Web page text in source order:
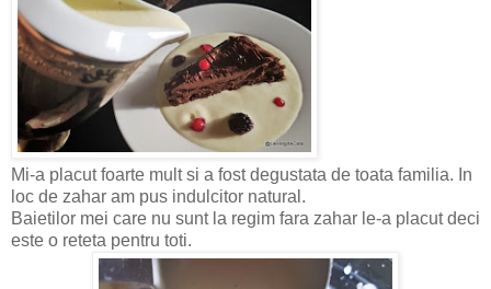
Mi-a placut foarte mult si a fost degustata de toata familia. In
loc de zahar am pus indulcitor natural.
Baietilor mei care nu sunt la regim fara zahar le-a placut deci
este o reteta pentru toti.